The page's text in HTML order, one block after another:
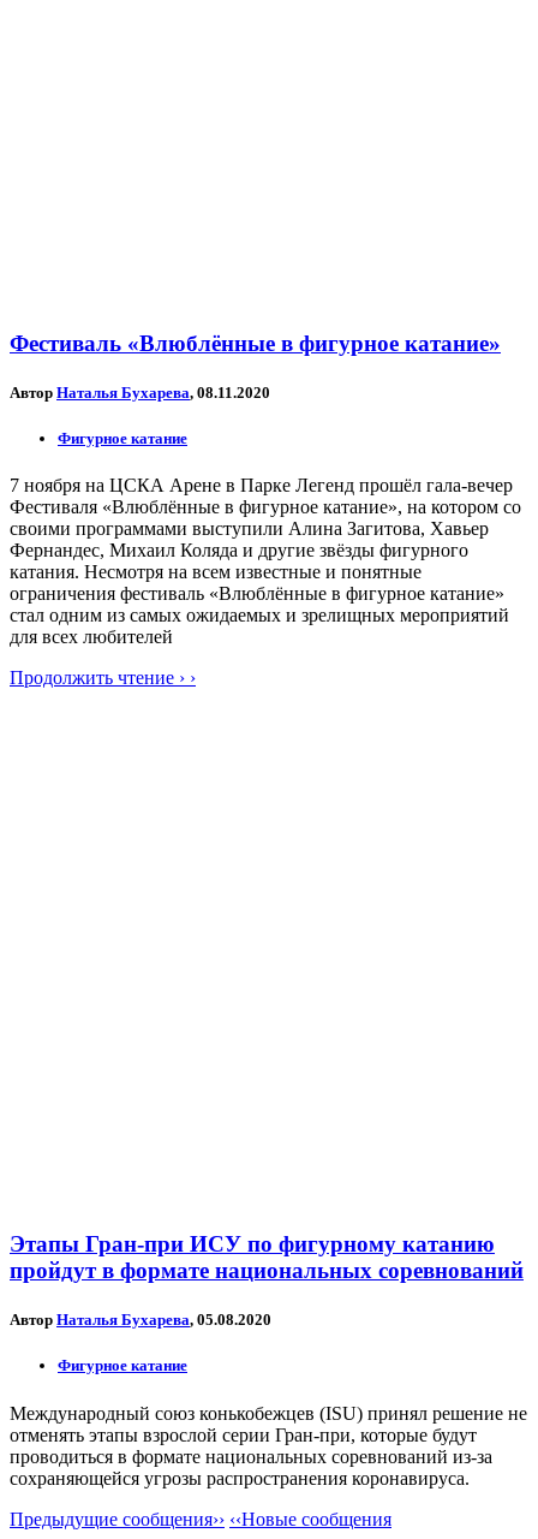
Фестиваль «Влюблённые в фигурное катание»
Автор Наталья Бухарева, 08.11.2020
Фигурное катание
7 ноября на ЦСКА Арене в Парке Легенд прошёл гала-вечер
Фестиваля «Влюблённые в фигурное катание», на котором со
своими программами выступили Алина Загитова, Хавьер
Фернандес, Михаил Коляда и другие звёзды фигурного
катания. Несмотря на всем известные и понятные
ограничения фестиваль «Влюблённые в фигурное катание»
стал одним из самых ожидаемых и зрелищных мероприятий
для всех любителей
Продолжить чтение › ›
Этапы Гран-при ИСУ по фигурному катанию
пройдут в формате национальных соревнований
Автор Наталья Бухарева, 05.08.2020
Фигурное катание
Международный союз конькобежцев (ISU) принял решение не
отменять этапы взрослой серии Гран-при, которые будут
проводиться в формате национальных соревнований из-за
сохраняющейся угрозы распространения коронавируса.
Предыдущие сообщения›› ‹‹Новые сообщения